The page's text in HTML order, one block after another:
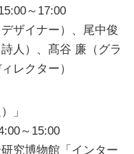
～17:00
ザイナー）、尾中俊
人）、髙谷 廉（グラ
レクター）
」
～15:00
究博物館「インター